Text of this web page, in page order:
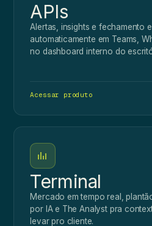
APIs
Alertas, insights e fechamento
automaticamente em Teams,
no dashboard interno do
Acessar produto
Terminal
Mercado em tempo real,
por IA e The Analyst pra
levar pro cliente.